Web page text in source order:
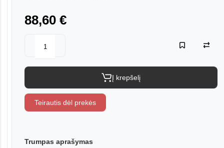
88,60 €
Į krepšelį
Teirautis dėl prekės
Trumpas aprašymas